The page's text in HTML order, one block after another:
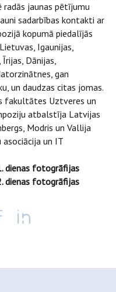
jaunas pētījumu
sadarbības kontakti ar
kopumā piedalījās
Igaunijas,
Īrijas, Dānijas,
gan
un daudzas citas jomas.
fakultātes Uztveres un
atbalstīja Latvijas
Modris un Vallija
un IT
dienas fotogrāfijas
dienas fotogrāfijas